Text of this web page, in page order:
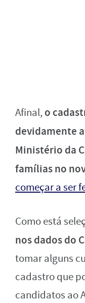
Afinal, o
devidamente
Ministério da
famílias no
começar a ser
Como está
nos dados do
tomar alguns
cadastro que
candidatos ao